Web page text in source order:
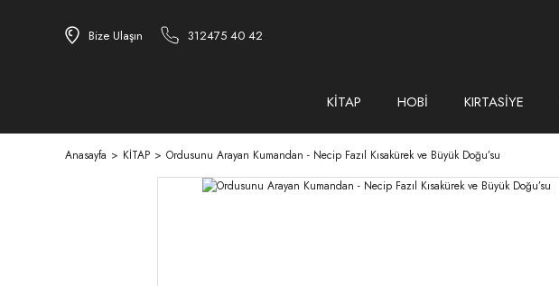
Bize Ulaşın 312475 40 42
KİTAP HOBİ KIRTASİYE
Anasayfa KİTAP Ordusunu Arayan Kumandan - Necip Fazıl Kısakürek ve Büyük Doğu’su